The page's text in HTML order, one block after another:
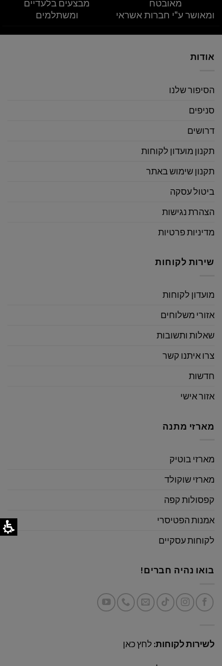
מאובטח
ומאושר ע"י חברות אשראי
מבצעים בלעדיים
ומשתלמים
אודות
הסיפור שלנו
סניפים
דרושים
תקנון מועדון לקוחות
תקנון שימוש באתר
ביטול עסקה
הצהרת נגישות
מדיניות פרטיות
שירות לקוחות
מועדון לקוחות
אזורי משלוחים
שאלות ותשובות
צרו איתנו קשר
חדשות
אזור אישי
מארזי מתנה
מארזי בוטיק
מארזי שוקולד
קפסולות קפה
אמנות הפטיסרי
לקוחות עסקיים
בואו נהיה חברים!
לשירות לקוחות: לחץ כאן